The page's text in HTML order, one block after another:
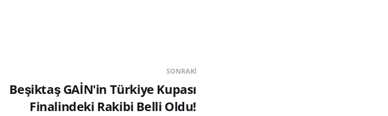
SONRAKI
Beşiktaş GAİN'in Türkiye Kupası
Finalindeki Rakibi Belli Oldu!